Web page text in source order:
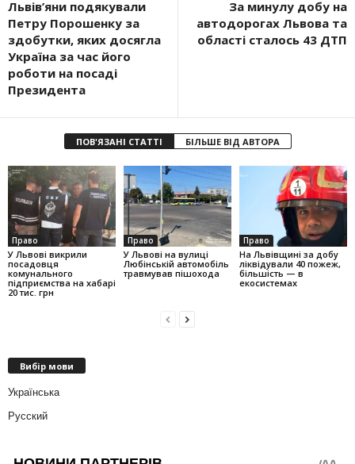
Львів’яни подякували
Петру Порошенку за
здобутки, яких досягла
Україна за час його
роботи на посаді
Президента
За минулу добу на
автодорогах Львова та
області сталось 43 ДТП
ПОВ'ЯЗАНІ СТАТТІ БІЛЬШЕ ВІД АВТОРА
Право
У Львові викрили
посадовця
комунального
підприємства на хабарі
20 тис. грн
Право
У Львові на вулиці
Любінській автомобіль
травмував пішохода
Право
На Львівщині за добу
ліквідували 40 пожеж,
більшість — в
екосистемах
Вибір мови
Українська
Русский